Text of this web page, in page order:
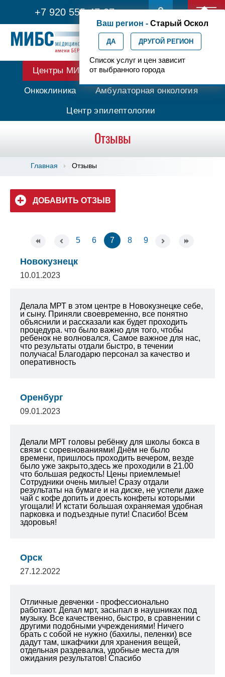
+7 920 555-47-07
Ваш регион - Старый Оскол
ДА ДРУГОЙ РЕГИОН
Список услуг и цен зависит
от выбранного города
Центры МИБС Протонная терапия
Онкоклиника Амбулаторная онкология
Центр эпилептологии
Отзывы
Главная Отзывы
ДОБАВИТЬ ОТЗЫВ
5 6 7 8 9
Новокузнецк
10.01.2023
Делала МРТ в этом центре в Новокузнецке себе,
и сыну. Приняли своевременно, все понятно
объяснили и рассказали как будет проходить
процедура. что было важно для того, чтобы
ребенок не волновался. Самое важное для нас,
что результаты отдали быстро, в течении
получаса! Благодарю персонал за качество и
оперативность
Оренбург
09.01.2023
Делали МРТ головы ребёнку для школы бокса в
связи с соревнованиями! Днём не было
времени, пришлось проходить вечером, везде
было уже закрыто,здесь же проходили в 21.00
что большая редкость! Цены приемлемые!
Сотрудники очень милые! Сразу отдали
результаты на бумаге и на диске, не успели даже
чай с кофе допить и доесть конфеты которыми
угощали! И кстати большая охраняемая удобная
парковка и подъездные пути! Спасибо! Всем
здоровья!
Орск
27.12.2022
Отличные девченки - профессионально
работают. Делал мрт, засыпал в наушниках под
музыку. Все качественно, быстро, в сравнении с
другими подобными учреждениями! Ничего
брать с собой не нужно (бахилы, пеленки) все
дадут там, шкафчики для хранения вещей,
отдельная раздевалка, удобные места для
ожидания результатов! Спасибо